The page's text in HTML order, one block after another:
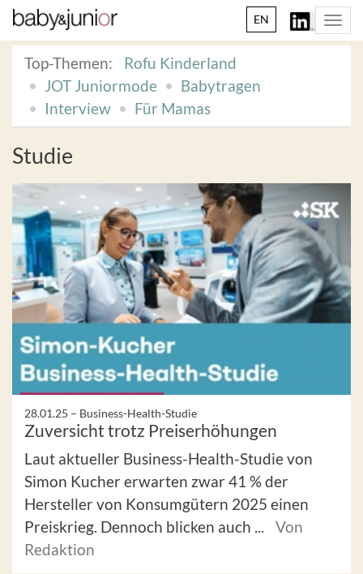
EN
Top-Themen:
Rofu Kinderland
JOT Juniormode
Babytragen
Interview
Für Mamas
Studie
28.01.25 – Business-Health-Studie
Zuversicht trotz Preiserhöhungen
Laut aktueller Business-Health-Studie von
Simon Kucher erwarten zwar 41 % der
Hersteller von Konsumgütern 2025 einen
Preiskrieg. Dennoch blicken auch ...
Von
Redaktion